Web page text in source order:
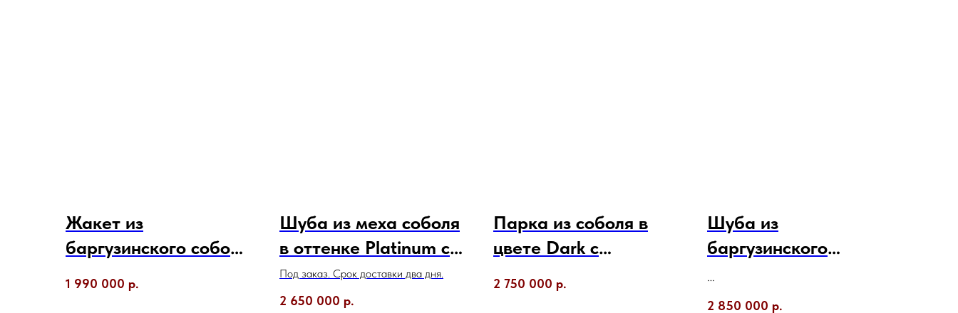
Жакет из
баргузинского соболя
1 990 000 р.
Шуба из меха соболя
в оттенке Platinum с
английским
воротником
Под заказ. Срок доставки два дня.
2 650 000 р.
Парка из соболя в
цвете Dark с
2 750 000 р.
Шуба из
баргузинского
2 850 000 р.